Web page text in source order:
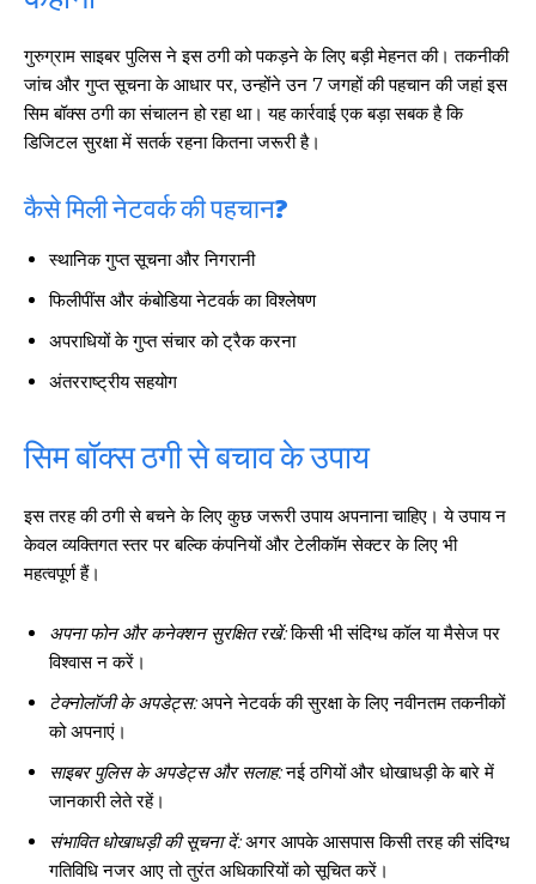
गुरुग्राम साइबर पुलिस ने इस ठगी को पकड़ने के लिए बड़ी मेहनत की। तकनीकी
जांच और गुप्त सूचना के आधार पर, उन्होंने उन 7 जगहों की पहचान की जहां इस
सिम बॉक्स ठगी का संचालन हो रहा था। यह कार्रवाई एक बड़ा सबक है कि
डिजिटल सुरक्षा में सतर्क रहना कितना जरूरी है।
कैसे मिली नेटवर्क की पहचान?
स्थानिक गुप्त सूचना और निगरानी
फिलीपींस और कंबोडिया नेटवर्क का विश्लेषण
अपराधियों के गुप्त संचार को ट्रैक करना
अंतरराष्ट्रीय सहयोग
सिम बॉक्स ठगी से बचाव के उपाय
इस तरह की ठगी से बचने के लिए कुछ जरूरी उपाय अपनाना चाहिए। ये उपाय न
केवल व्यक्तिगत स्तर पर बल्कि कंपनियों और टेलीकॉम सेक्टर के लिए भी
महत्वपूर्ण हैं।
अपना फोन और कनेक्शन सुरक्षित रखें:किसी भी संदिग्ध कॉल या मैसेज पर
विश्वास न करें।
टेक्नोलॉजी के अपडेट्स:अपने नेटवर्क की सुरक्षा के लिए नवीनतम तकनीकों
को अपनाएं।
साइबर पुलिस के अपडेट्स और सलाह:नई ठगियों और धोखाधड़ी के बारे में
जानकारी लेते रहें।
संभावित धोखाधड़ी की सूचना दें:अगर आपके आसपास किसी तरह की संदिग्ध
गतिविधि नजर आए तो तुरंत अधिकारियों को सूचित करें।